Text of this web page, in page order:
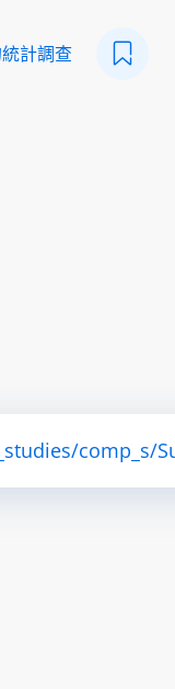
計調查
comp_s/